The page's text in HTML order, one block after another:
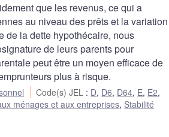
que les revenus, ce qui a
au niveau des prêts et la variation
de la dette hypothécaire, nous
de leurs parents pour
peut être un moyen efficace de
plus à risque.
Code(s) JEL : D, D6, D64, E, E2,
ménages et aux entreprises, Stabilité